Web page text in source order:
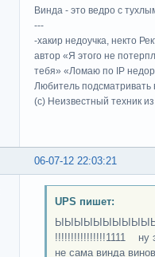
Винда - это ведро с
---
-хакир недоучка, некто
автор «Я этого не
тебя» «Ломаю по IP
Любитель подсматривать
(c) Неизвестный техник
06-07-12 22:03:21
UPS пишет:
!!!!!!!!!!!!!!!!1111 ну
не сама винда